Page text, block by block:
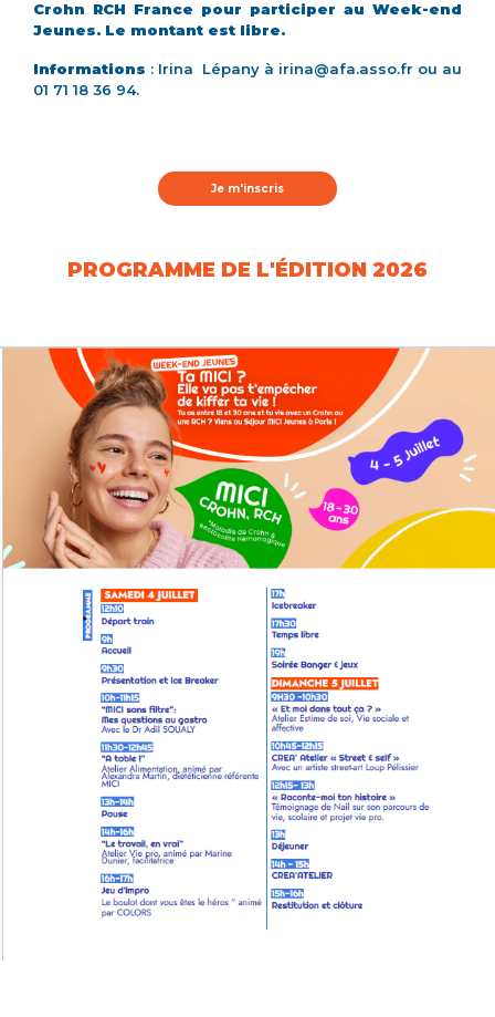
Crohn RCH France pour participer au Week-end
Jeunes. Le montant est libre.
Informations : Irina Lépany à irina@afa.asso.fr ou au
01 71 18 36 94.
Je m'inscris
PROGRAMME DE L'ÉDITION 2026